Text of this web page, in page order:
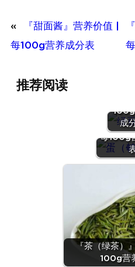
«
『甜面酱』营养价值 |
每100g营养成分表
推荐阅读
成
『蛋
蛋）』
每100g
『茶（绿茶）
100g营
『